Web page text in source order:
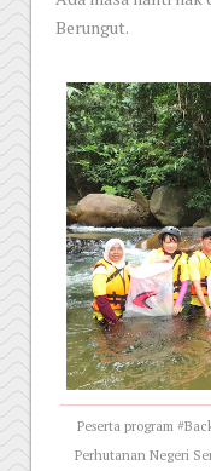
Berungut.
Peserta program
Perhutanan Negeri